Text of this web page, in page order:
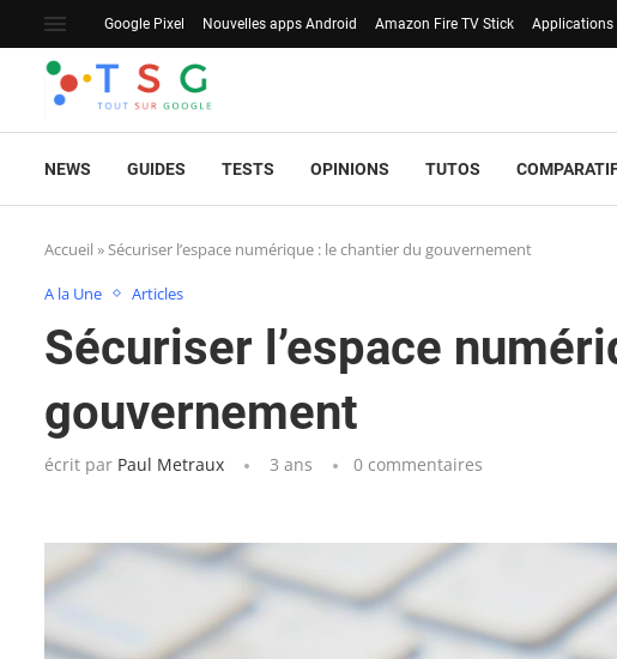
Google Pixel Nouvelles apps Android Amazon Fire TV Stick Applications
NEWS GUIDES TESTS OPINIONS TUTOS
Accueil »Sécuriser l’espace numérique : le chantier du gouvernement
A la Une Articles
Sécuriser l’espace
gouvernement
écrit par Paul Metraux 3 ans 0 commentaires